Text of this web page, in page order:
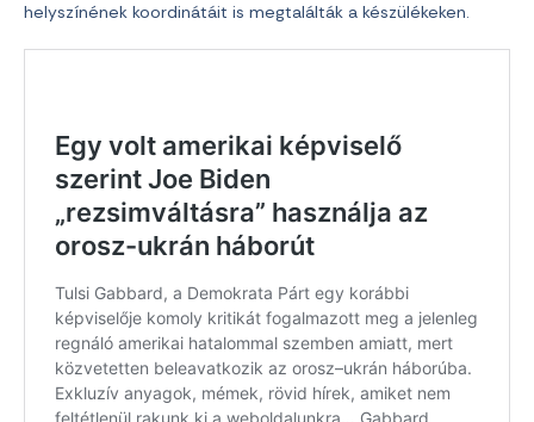
helyszínének koordinátáit is megtalálták a készülékeken.